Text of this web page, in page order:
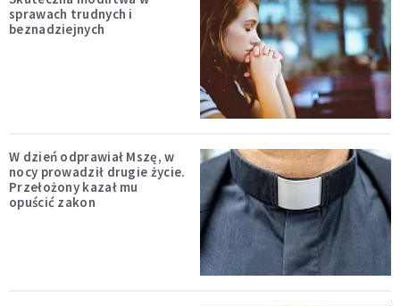
sprawach trudnych i
beznadziejnych
W dzień odprawiał Mszę, w
nocy prowadził drugie życie.
Przełożony kazał mu
opuścić zakon